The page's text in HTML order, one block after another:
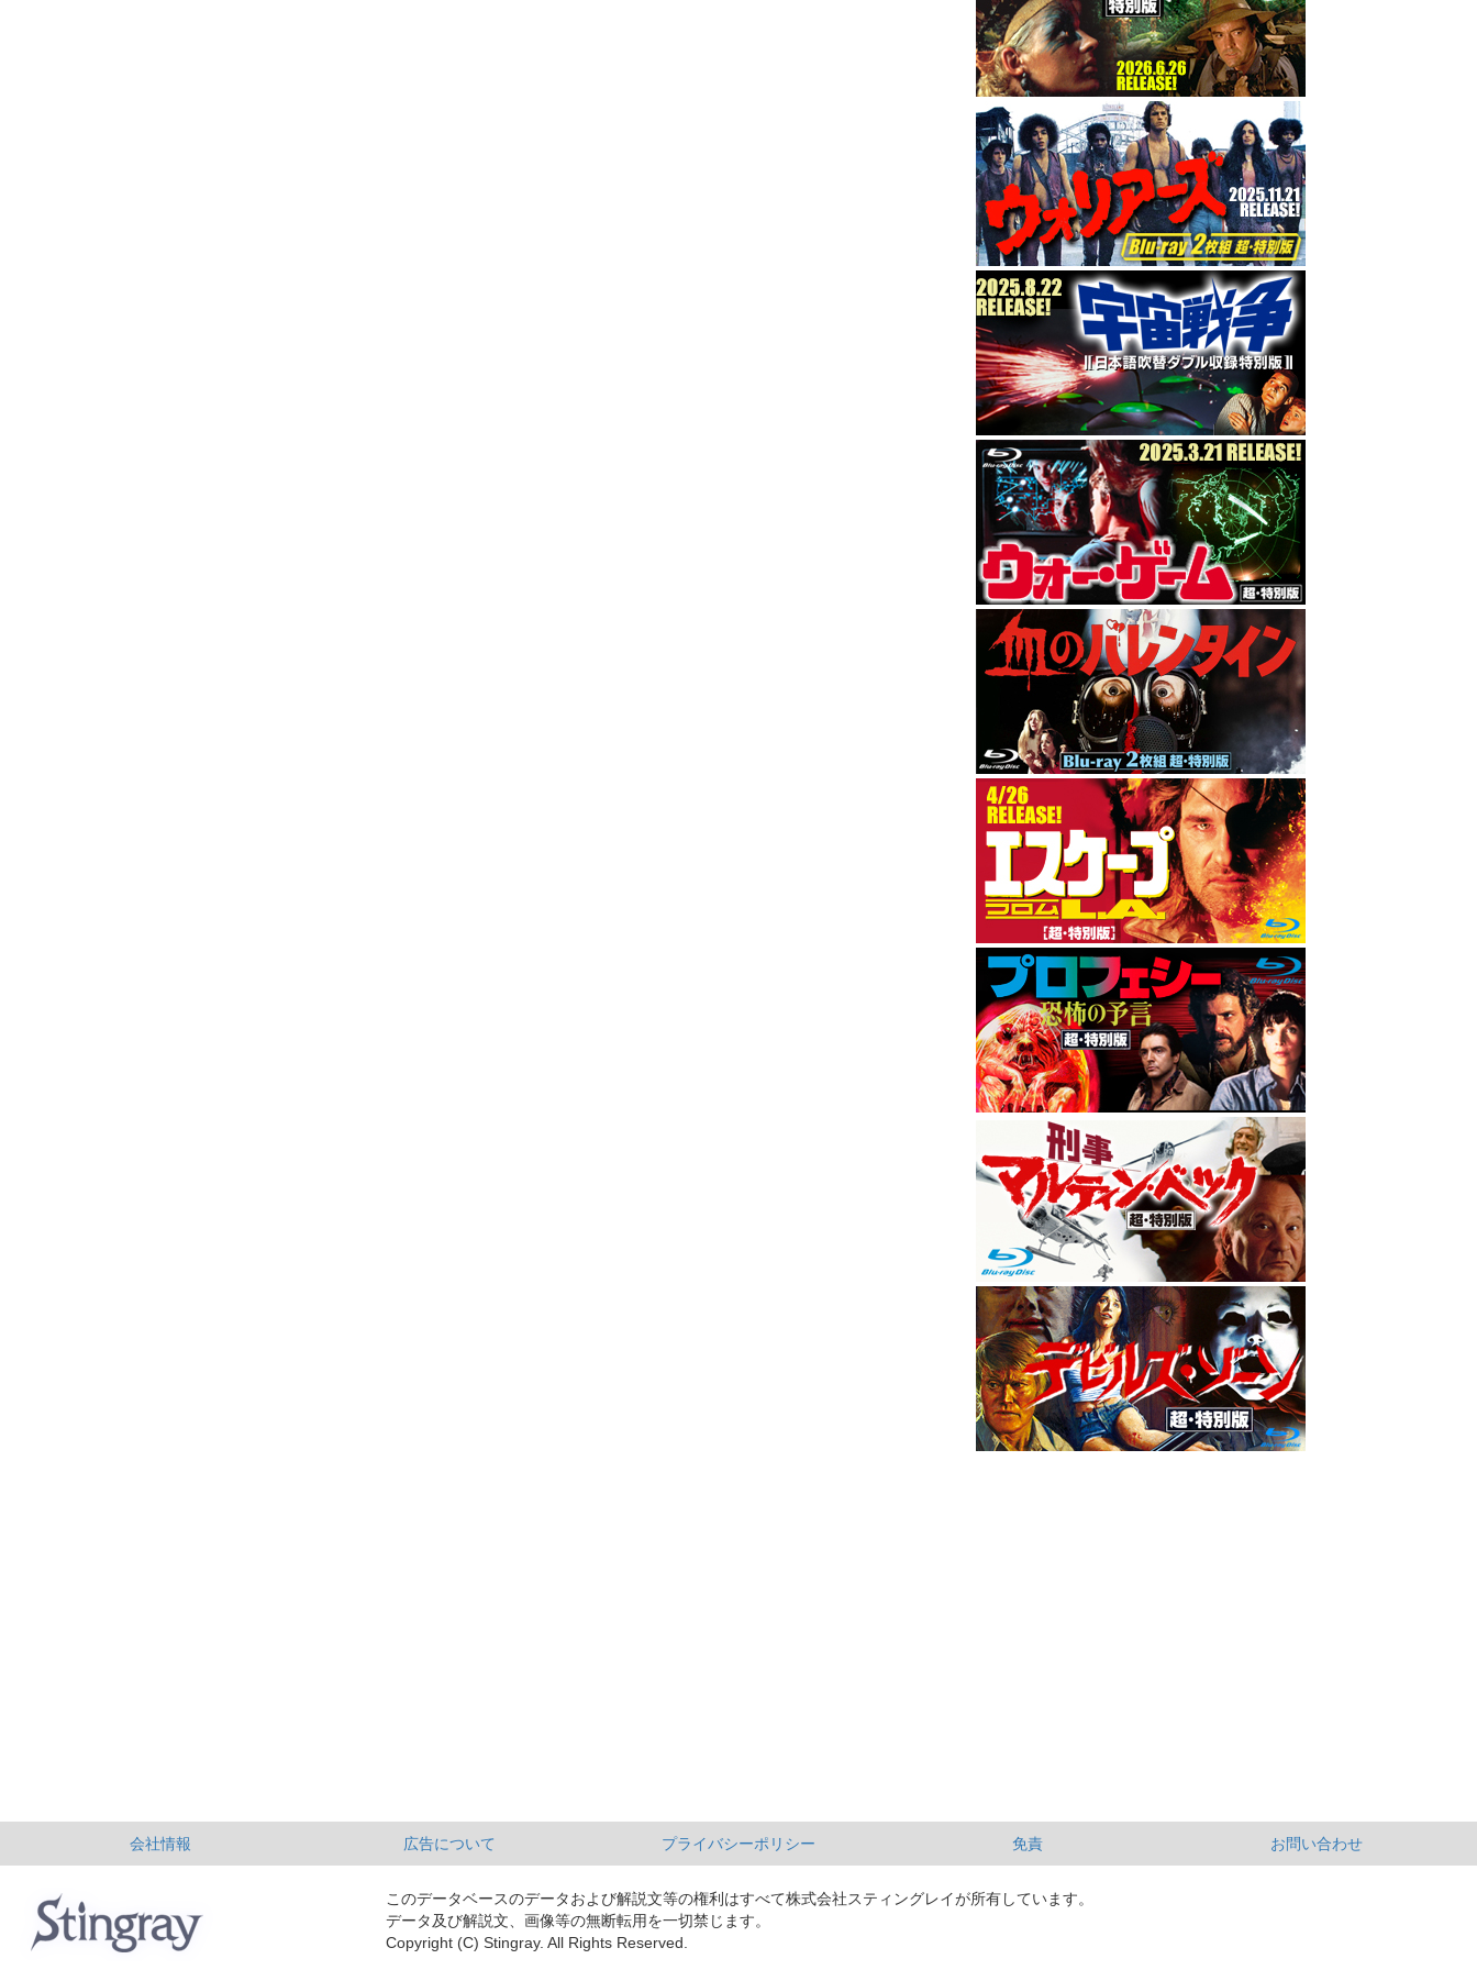
会社情報 広告について プライバシーポリシー 免責 お問い合わせ
このデータベースのデータおよび解説文等の権利はすべて株式会社スティングレイが所有しています。
データ及び解説文、画像等の無断転用を一切禁じます。
Copyright (C) Stingray. All Rights Reserved.